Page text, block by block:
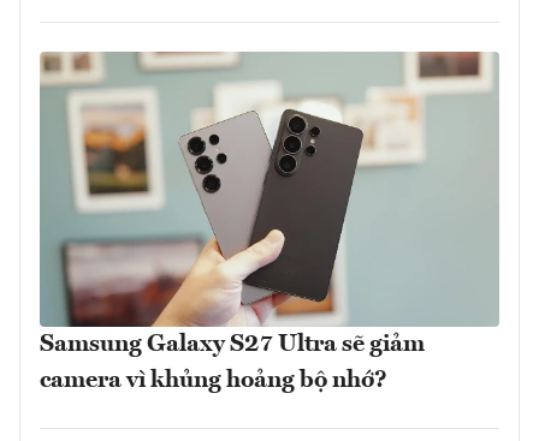
Samsung Galaxy S27 Ultra sẽ giảm
camera vì khủng hoảng bộ nhớ?